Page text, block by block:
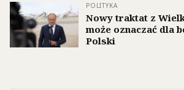
POLITYKA
Nowy traktat z
może oznaczać dla
Polski